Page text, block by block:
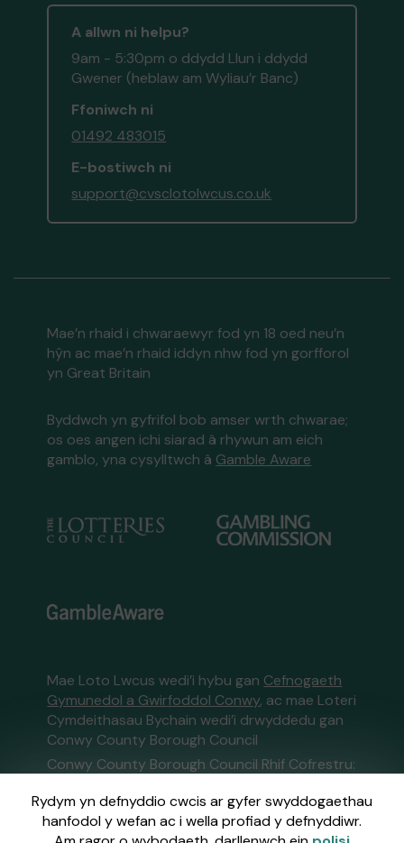
Rydym yn defnyddio cwcis ar gyfer swyddogaethau
hanfodol y wefan ac i wella profiad y defnyddiwr.
A allwn ni helpu?
9am - 5:30pm o ddydd Llun i ddydd
Gwener (heblaw am Wyliau’r Banc)
Ffoniwch ni
01492 483015
E-bostiwch ni
support@cvsclotolwcus.co.uk
Mae’n rhaid i chwaraewyr fod yn 18 oed neu’n
hŷn ac mae’n rhaid iddyn nhw fod yn gorfforol
yn Great Britain
Byddwch yn gyfrifol bob amser wrth chwarae;
os oes angen ichi siarad â rhywun am eich
gamblo, yna cysylltwch â Gamble Aware
Mae Loto Lwcus wedi’i hybu gan Cefnogaeth
Gymunedol a Gwirfoddol Conwy, ac mae Loteri
Cymdeithasau Bychain wedi’i drwyddedu gan
Conwy County Borough Council
Conwy County Borough Council Rhif Cofrestru:
Gweinyddir y wefan hon gan Gatherwell,